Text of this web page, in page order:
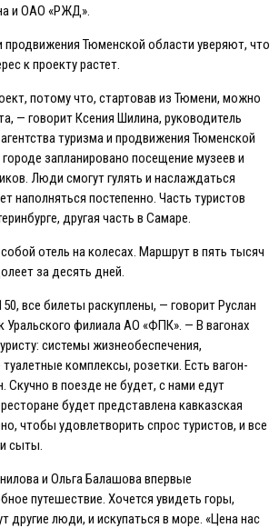
и ОАО «РЖД».
продвижения Тюменской области уверяют, что
к проекту растет.
потому что, стартовав из Тюмени, можно
— говорит Ксения Шилина, руководитель
туризма и продвижения Тюменской
запланировано посещение музеев и
Люди смогут гулять и наслаждаться
наполняться постепенно. Часть туристов
другая часть в Самаре.
отель на колесах. Маршрут в пять тысяч
за десять дней.
все билеты раскуплены, — говорит Руслан
Уральского филиала АО «ФПК». — В вагонах
системы жизнеобеспечения,
комплексы, розетки. Eсть вагон-
Скучно в поезде не будет, с нами едут
будет представлена кавказская
чтобы удовлетворить спрос туристов, и все
сыты.
и Ольга Балашова впервые
путешествие. Хочется увидеть горы,
другие люди, и искупаться в море. «Цена нас